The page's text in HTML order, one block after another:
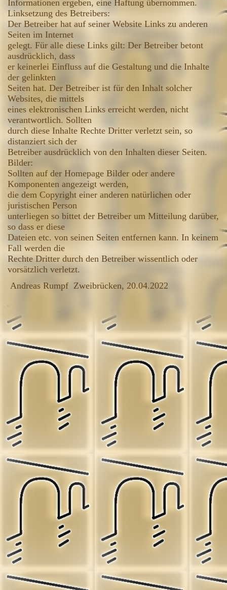
Informationen ergeben, eine Haftung übernommen.
Linksetzung des Betreibers:
Der Betreiber hat auf seiner Website Links zu anderen
Seiten im Internet
gelegt. Für alle diese Links gilt: Der Betreiber betont
ausdrücklich, dass
er keinerlei Einfluss auf die Gestaltung und die Inhalte
der gelinkten
Seiten hat. Der Betreiber ist für den Inhalt solcher
Websites, die mittels
eines elektronischen Links erreicht werden, nicht
verantwortlich. Sollten
durch diese Inhalte Rechte Dritter verletzt sein, so
distanziert sich der
Betreiber ausdrücklich von den Inhalten dieser Seiten.
Bilder:
Sollten auf der Homepage Bilder oder andere
Komponenten angezeigt werden,
die dem Copyright einer anderen natürlichen oder
juristischen Person
unterliegen so bittet der Betreiber um Mitteilung darüber,
so dass er diese
Dateien etc. von seinen Seiten entfernen kann. In keinem
Fall werden die
Rechte Dritter durch den Betreiber wissentlich oder
vorsätzlich verletzt.
Andreas Rumpf Zweibrücken, 20.04.2022